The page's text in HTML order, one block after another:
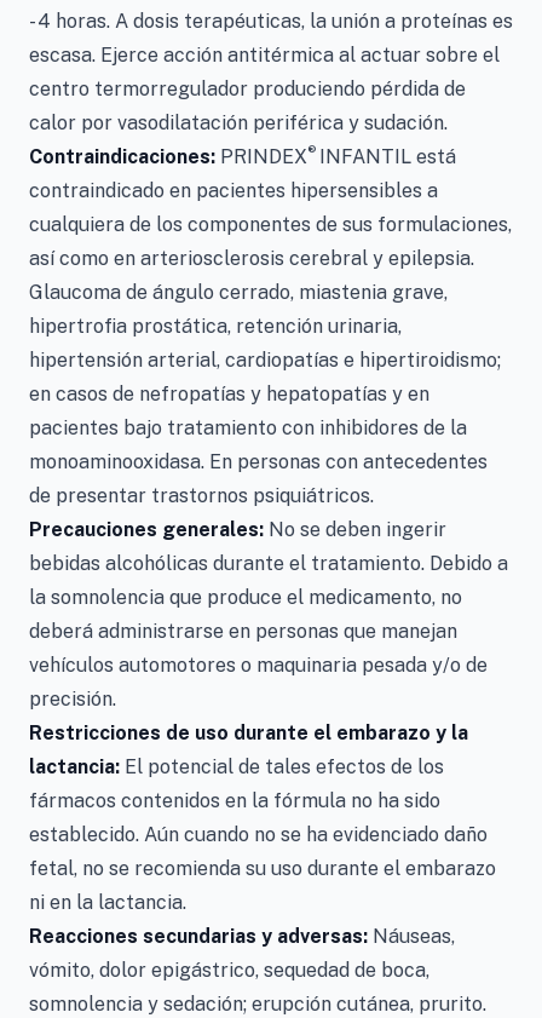
- 4 horas. A dosis terapéuticas, la unión a proteínas es
escasa. Ejerce acción antitérmica al actuar sobre el
centro termorregulador produciendo pérdida de
calor por vasodilatación periférica y sudación.
Contraindicaciones: PRINDEX® INFANTIL está
contraindicado en pacientes hipersensibles a
cualquiera de los componentes de sus formulaciones,
así como en arteriosclerosis cerebral y epilepsia.
Glaucoma de ángulo cerrado, miastenia grave,
hipertrofia prostática, retención urinaria,
hipertensión arterial, cardiopatías e hipertiroidismo;
en casos de nefropatías y hepatopatías y en
pacientes bajo tratamiento con inhibidores de la
monoaminooxidasa. En personas con antecedentes
de presentar trastornos psiquiátricos.
Precauciones generales: No se deben ingerir
bebidas alcohólicas durante el tratamiento. Debido a
la somnolencia que produce el medicamento, no
deberá administrarse en personas que manejan
vehículos automotores o maquinaria pesada y/o de
precisión.
Restricciones de uso durante el embarazo y la
lactancia: El potencial de tales efectos de los
fármacos contenidos en la fórmula no ha sido
establecido. Aún cuando no se ha evidenciado daño
fetal, no se recomienda su uso durante el embarazo
ni en la lactancia.
Reacciones secundarias y adversas: Náuseas,
vómito, dolor epigástrico, sequedad de boca,
somnolencia y sedación; erupción cutánea, prurito.